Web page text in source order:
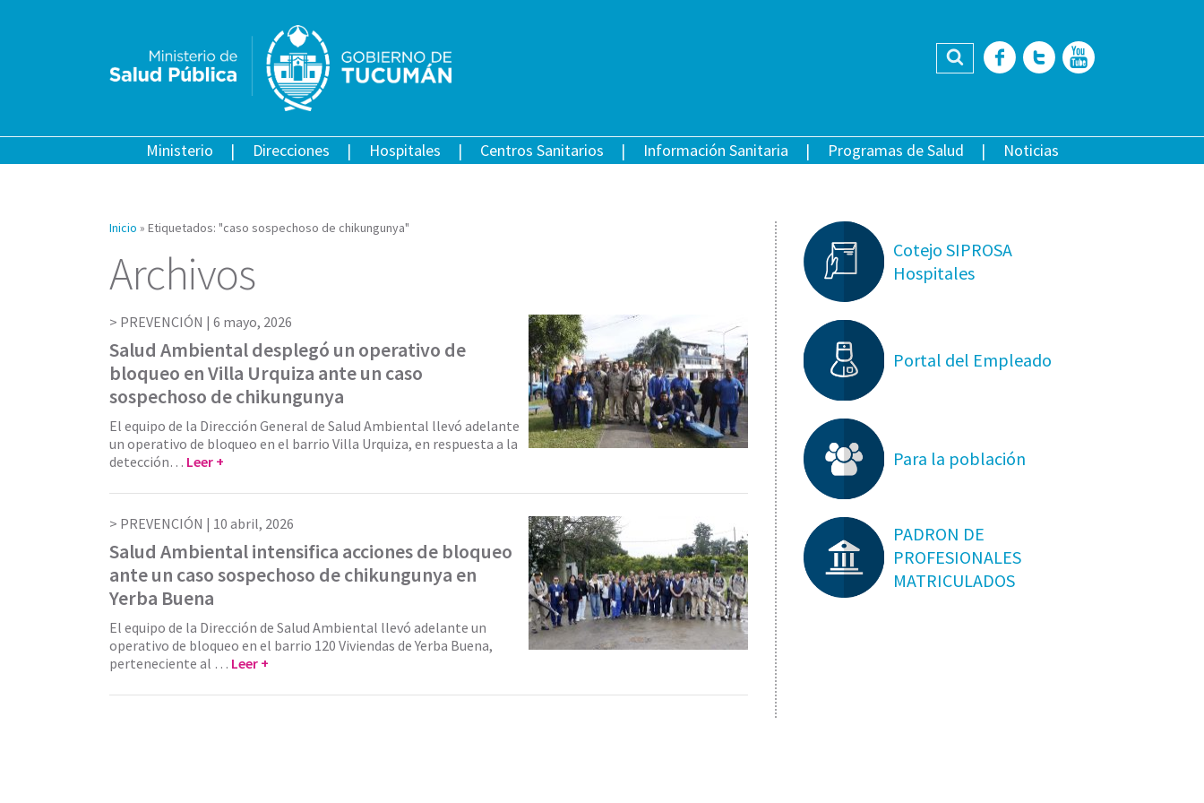
Buscar Facebook
Twitter
Ministerio Direcciones Hospitales Centros Sanitarios Información Sanitaria Programas de Salud Noticias
Inicio » Etiquetados: "caso sospechoso de chikungunya"
Archivos
PREVENCIÓN | 6 mayo, 2026
Salud Ambiental desplegó un operativo de
bloqueo en Villa Urquiza ante un caso
sospechoso de chikungunya
El equipo de la Dirección General de Salud Ambiental llevó adelante
un operativo de bloqueo en el barrio Villa Urquiza, en respuesta a la
detección… Leer +
PREVENCIÓN | 10 abril, 2026
Salud Ambiental intensifica acciones de bloqueo
ante un caso sospechoso de chikungunya en
Yerba Buena
El equipo de la Dirección de Salud Ambiental llevó adelante un
operativo de bloqueo en el barrio 120 Viviendas de Yerba Buena,
perteneciente al … Leer +
Cotejo SIPROSA
Hospitales
Portal del Empleado
Para la población
PADRON DE
PROFESIONALES
MATRICULADOS